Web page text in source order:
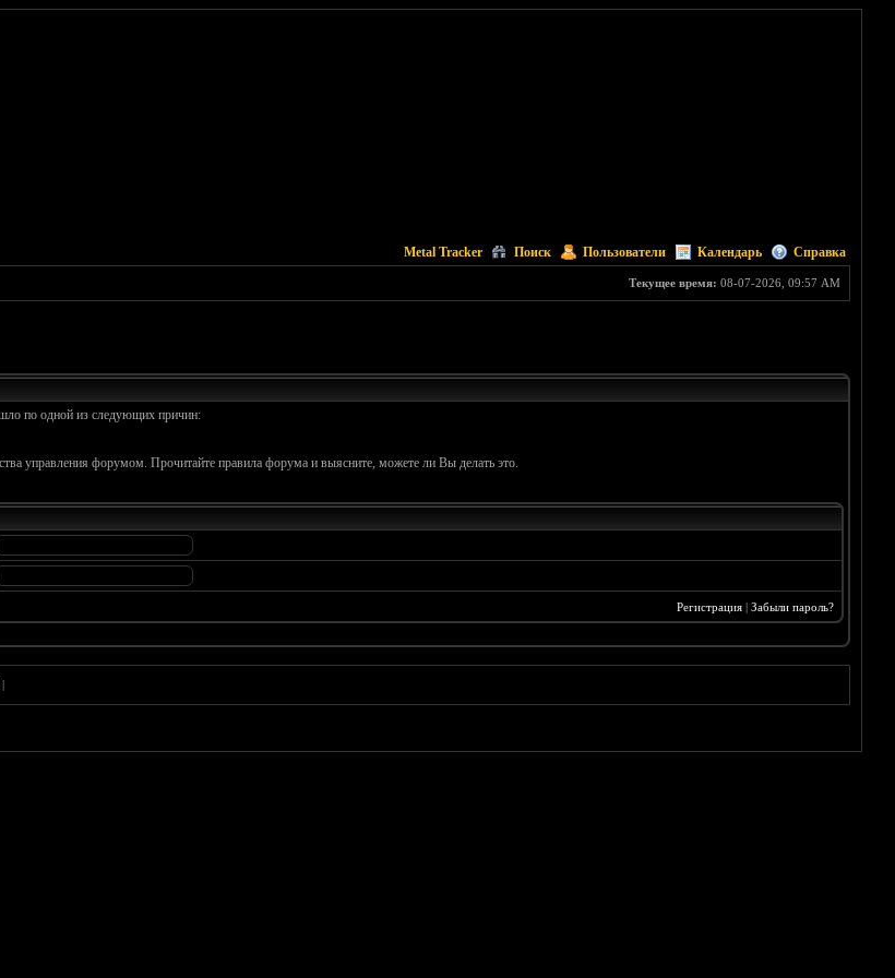
Metal Tracker Поиск Пользователи Календарь Справка
Текущее время: 08-07-2026, 09:57 AM
по одной из следующих причин:
управления форумом. Прочитайте правила форума и выясните, можете ли Вы делать это.
Регистрация| Забыли пароль?
|